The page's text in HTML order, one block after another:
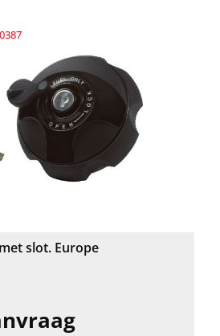
slot. Europe